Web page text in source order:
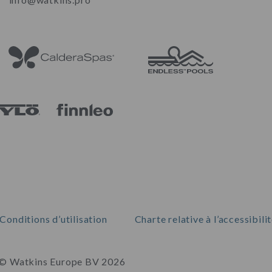
Conditions d’utilisation Charte relative à
Watkins Europe BV 2026